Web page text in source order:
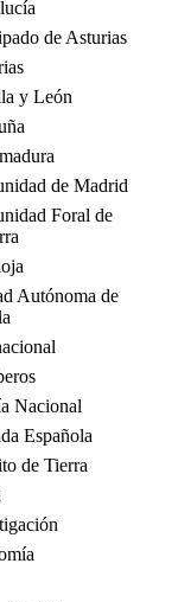
de Asturias
y León
de Madrid
Foral de
Autónoma de
Nacional
Española
de Tierra